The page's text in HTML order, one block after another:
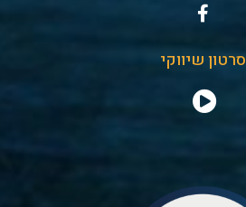
סרטון שיווקי